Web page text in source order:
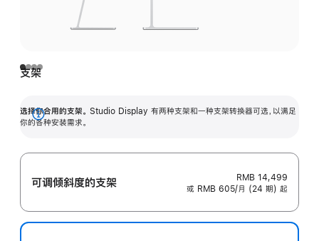
支架
选择你合用的支架。 Studio Display 有两种支架和一种支架转换器可选，以满足
你的各种安装需求。
展
可调倾斜度的支架
RMB 14,499
或 RMB 605/月 (24 期) 起